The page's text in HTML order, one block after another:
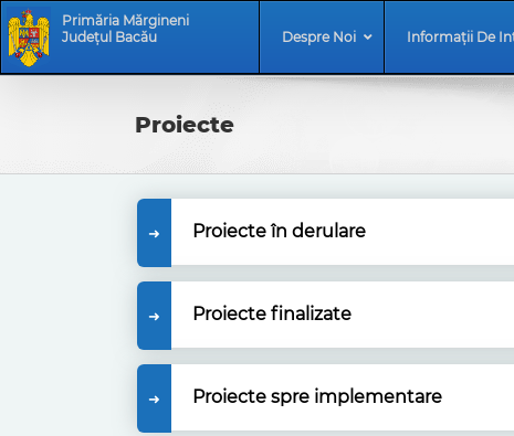
Skip
to
content
Skip
Navigation
Primăria Mărgineni
Județul Bacău
Despre Noi Informații De
Proiecte
Proiecte în derulare
Proiecte finalizate
Proiecte spre implementare